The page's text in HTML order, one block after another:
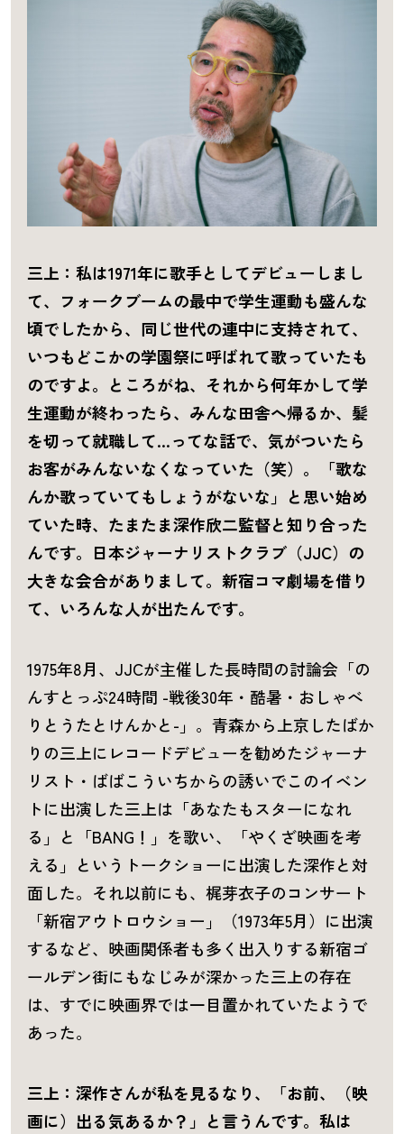
三上：私は1971年に歌手としてデビューしまし
て、フォークブームの最中で学生運動も盛んな
頃でしたから、同じ世代の連中に支持されて、
いつもどこかの学園祭に呼ばれて歌っていたも
のですよ。ところがね、それから何年かして学
生運動が終わったら、みんな田舎へ帰るか、髪
を切って就職して…ってな話で、気がついたら
お客がみんないなくなっていた（笑）。「歌な
んか歌っていてもしょうがないな」と思い始め
ていた時、たまたま深作欣二監督と知り合った
んです。日本ジャーナリストクラブ（JJC）の
大きな会合がありまして。新宿コマ劇場を借り
て、いろんな人が出たんです。
1975年8月、JJCが主催した長時間の討論会「の
んすとっぷ24時間 -戦後30年・酷暑・おしゃべ
りとうたとけんかと-」。青森から上京したばか
りの三上にレコードデビューを勧めたジャーナ
リスト・ばばこういちからの誘いでこのイベン
トに出演した三上は「あなたもスターになれ
る」と「BANG！」を歌い、「やくざ映画を考
える」というトークショーに出演した深作と対
面した。それ以前にも、梶芽衣子のコンサート
「新宿アウトロウショー」（1973年5月）に出演
するなど、映画関係者も多く出入りする新宿ゴ
ールデン街にもなじみが深かった三上の存在
は、すでに映画界では一目置かれていたようで
あった。
三上：深作さんが私を見るなり、「お前、（映
画に）出る気あるか？」と言うんです。私は